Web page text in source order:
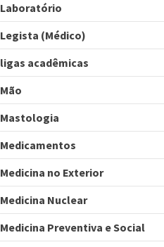
Laboratório
Legista (Médico)
ligas acadêmicas
Mão
Mastologia
Medicamentos
Medicina no Exterior
Medicina Nuclear
Medicina Preventiva e Social